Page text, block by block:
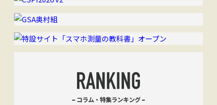
コラム・特集ランキング